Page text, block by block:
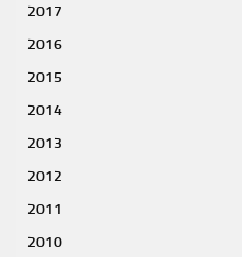
2017
2016
2015
2014
2013
2012
2011
2010